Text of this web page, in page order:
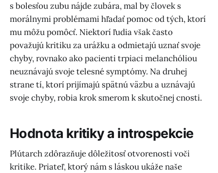
s bolesťou zubu nájde zubára, mal by človek s
morálnymi problémami hľadať pomoc od tých, ktorí
mu môžu pomôcť. Niektorí ľudia však často
považujú kritiku za urážku a odmietajú uznať svoje
chyby, rovnako ako pacienti trpiaci melanchóliou
neuznávajú svoje telesné symptómy. Na druhej
strane tí, ktorí prijímajú spätnú väzbu a uznávajú
svoje chyby, robia krok smerom k skutočnej cnosti.
Hodnota kritiky a introspekcie
Plútarch zdôrazňuje dôležitosť otvorenosti voči
kritike. Priateľ, ktorý nám s láskou ukáže naše